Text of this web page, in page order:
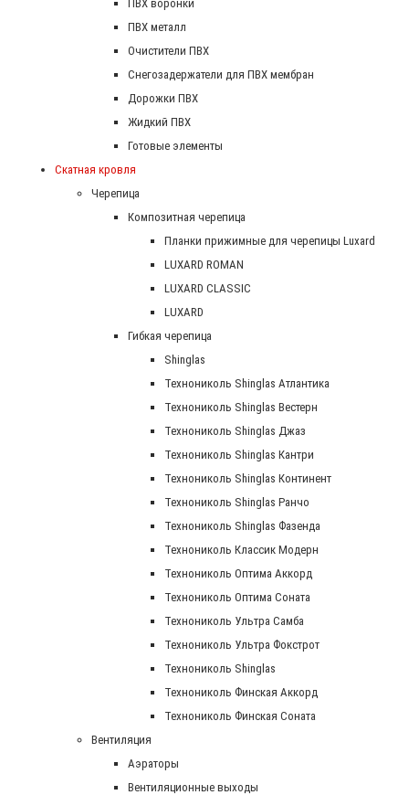
ПВХ воронки
ПВХ металл
Очистители ПВХ
Снегозадержатели для ПВХ мембран
Дорожки ПВХ
Жидкий ПВХ
Готовые элементы
Скатная кровля
Черепица
Композитная черепица
Планки прижимные для черепицы Luxard
LUXARD ROMAN
LUXARD CLASSIC
LUXARD
Гибкая черепица
Shinglas
Технониколь Shinglas Атлантика
Технониколь Shinglas Вестерн
Технониколь Shinglas Джаз
Технониколь Shinglas Кантри
Технониколь Shinglas Континент
Технониколь Shinglas Ранчо
Технониколь Shinglas Фазенда
Технониколь Классик Модерн
Технониколь Оптима Аккорд
Технониколь Оптима Соната
Технониколь Ультра Самба
Технониколь Ультра Фокстрот
Технониколь Shinglas
Технониколь Финская Аккорд
Технониколь Финская Соната
Вентиляция
Аэраторы
Вентиляционные выходы